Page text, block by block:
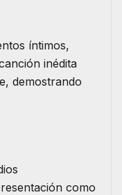
íntimos,
inédita
demostrando
como